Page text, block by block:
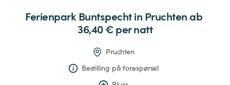
FerienparkBuntspechtin Pruchten ab
36,40 € per natt
Pruchten
Bestilling på forespørsel